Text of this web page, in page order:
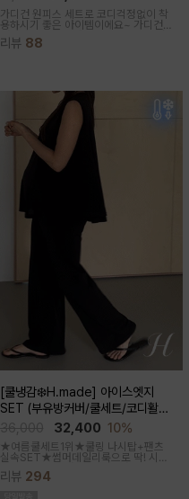
OK)
가디건 원피스 세트로 코디걱정없이 착
용하시기 좋은 아이템이에요~ 가디건
배색라인과 리본매듭으로 포인트를 줘
꾸안꾸룩으로 활용하기 좋아요
리뷰 88
[쿨냉감❄️H.made] 아이스엣지
SET (부유방커버/쿨세트/코디활용
굿/출근룩,데일리룩)
32,400 10%
★여름쿨세트1위★쿨링 나시탑+팬츠
실속SET★썸머데일리룩으로 딱! 시원
한 감촉에 신축성 좋고 통기성쿨링원단
으로 한여름까지 가뿐하게~!
리뷰 294